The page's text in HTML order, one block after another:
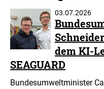
03.07.2026
dem KI-
SEAGUARD
Bundesumweltminister